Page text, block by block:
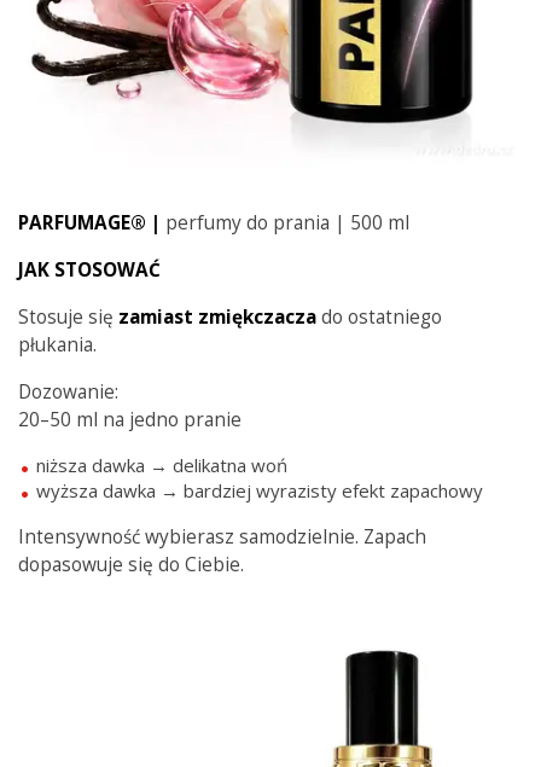
PARFUMAGE® | perfumy do prania | 500 ml
JAK STOSOWAĆ
Stosuje się zamiast zmiękczaczado ostatniego
płukania.
Dozowanie:
20–50 ml na jedno pranie
niższa dawka → delikatna woń
wyższa dawka → bardziej wyrazisty efekt zapachowy
Intensywność wybierasz samodzielnie. Zapach
dopasowuje się do Ciebie.